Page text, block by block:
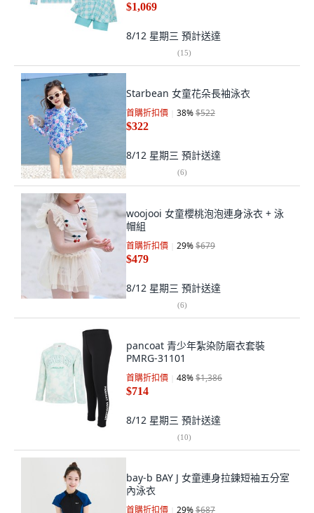
$1,069
8/12 星期三 預計送達
(15)
Starbean 女童花朵長袖泳衣
首購折扣價 38%$522
$322
8/12 星期三 預計送達
(6)
woojooi 女童櫻桃泡泡連身泳衣 + 泳
帽組
首購折扣價 29%$679
$479
8/12 星期三 預計送達
(6)
pancoat 青少年紮染防磨衣套裝
PMRG-31101
首購折扣價 48%$1,386
$714
8/12 星期三 預計送達
(10)
bay-b BAY J 女童連身拉鍊短袖五分室
內泳衣
首購折扣價 29%$687